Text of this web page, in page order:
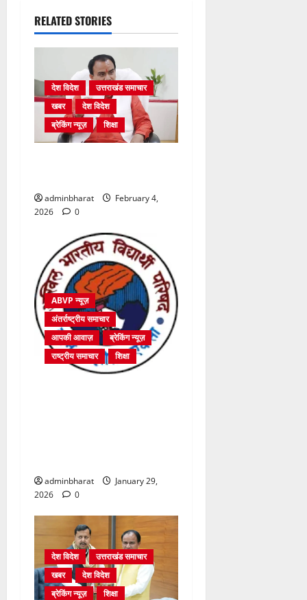
RELATED STORIES
देश विदेश
उत्तराखंड समाचार
खबर
देश विदेश
ब्रेकिंग न्यूज़
शिक्षा
adminbharat
February 4,
2026
0
ABVP न्यूज़
अंतर्राष्ट्रीय समाचार
आपकी आवाज़
ब्रेकिंग न्यूज़
राष्ट्रीय समाचार
शिक्षा
adminbharat
January 29,
2026
0
देश विदेश
उत्तराखंड समाचार
खबर
देश विदेश
ब्रेकिंग न्यूज़
शिक्षा